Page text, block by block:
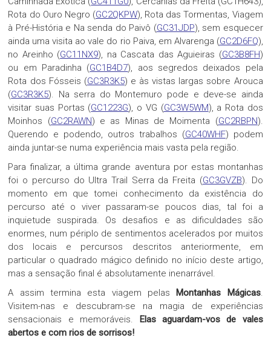
Rota do Ouro Negro (GC2QKPW), Rota das Tormentas, Viagem
à Pré-História e Na senda do Paivô (GC31JDP), sem esquecer
ainda uma visita ao vale do rio Paiva, em Alvarenga (GC2D6FQ),
no Areinho (GC11NX9), na Cascata das Aguieiras (GC3B8FH)
ou em Paradinha (GC1B4D7), aos segredos deixados pela
Rota dos Fósseis (GC3R3K5) e às vistas largas sobre Arouca
(GC3R3K5). Na serra do Montemuro pode e deve-se ainda
visitar suas Portas (GC1223G), o VG (GC3W5WM), a Rota dos
Moinhos (GC2RAWN) e as Minas de Moimenta (GC2RBPN).
Querendo e podendo, outros trabalhos (GC40WHF) podem
ainda juntar-se numa experiência mais vasta pela região.
Para finalizar, a última grande aventura por estas montanhas
foi o percurso do Ultra Trail Serra da Freita (GC3GVZB). Do
momento em que tomei conhecimento da existência do
percurso até o viver passaram-se poucos dias, tal foi a
inquietude suspirada. Os desafios e as dificuldades são
enormes, num périplo de sentimentos acelerados por muitos
dos locais e percursos descritos anteriormente, em
particular o quadrado mágico definido no início deste artigo,
mas a sensação final é absolutamente inenarrável.
A assim termina esta viagem pelas Montanhas Mágicas.
Visitem-nas e descubram-se na magia de experiências
sensacionais e memoráveis. Elas aguardam-vos de vales
abertos e com rios de sorrisos!